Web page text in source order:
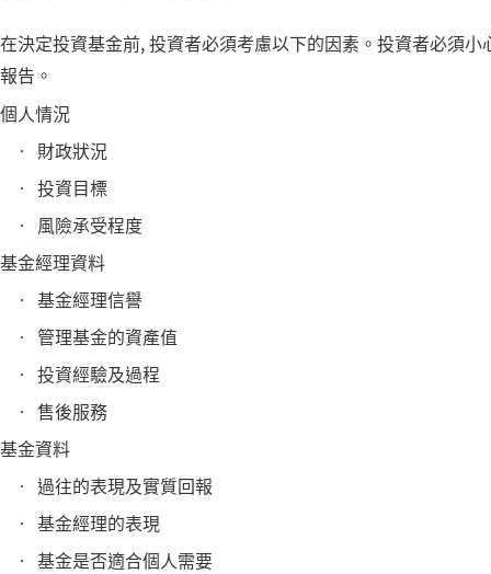
在決定投資基金前, 投資者必須考慮以下的因素。投資者必須
報告。
個人情況
財政狀況
投資目標
風險承受程度
基金經理資料
基金經理信譽
管理基金的資產值
投資經驗及過程
售後服務
基金資料
過往的表現及實質回報
基金經理的表現
基金是否適合個人需要